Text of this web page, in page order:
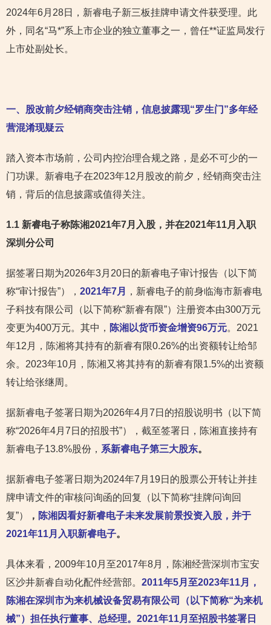
2024年6月28日，新睿电子新三板挂牌申请文件获受理。此
外，同名“马*”系上市企业的独立董事之一，曾任**证监局发行
上市处副处长。
一、股改前夕经销商突击注销，信息披露现“罗生门”多年经
营混淆现疑云
踏入资本市场前，公司内控治理合规之路，是必不可少的一
门功课。新睿电子在2023年12月股改的前夕，经销商突击注
销，背后的信息披露或值得关注。
1.1 新睿电子称陈湘2021年7月入股，并在2021年11月入职
深圳分公司
据签署日期为2026年3月20日的新睿电子审计报告（以下简
称“审计报告”）， 2021年7月
，新睿电子的前身临海市新睿电
子科技有限公司（以下简称“新睿有限”）注册资本由300万元
变更为400万元。其中， 陈湘以货币资金增资96万元。2021
年12月，陈湘将其持有的新睿有限0.26%的出资额转让给邹
余。2023年10月，陈湘又将其持有的新睿有限1.5%的出资额
转让给张继周。
据新睿电子签署日期为2026年4月7日的招股说明书（以下简
称“2026年4月7日的招股书”），截至签署日，陈湘直接持有
新睿电子13.8%股份， 系新睿电子第三大股东。
据新睿电子签署日期为2024年7月19日的股票公开转让并挂
牌申请文件的审核问询函的回复（以下简称“挂牌问询回
复”）
， 陈湘因看好新睿电子未来发展前景投资入股，并于
2021年11月入职新睿电子。
具体来看，2009年10月至2017年8月，陈湘经营深圳市宝安
区沙井新睿自动化配件经营部。 2011年5月至2023年11月，
陈湘在深圳市为来机械设备贸易有限公司（以下简称“为来机
械”）担任执行董事、总经理。2021年11月至招股书签署日